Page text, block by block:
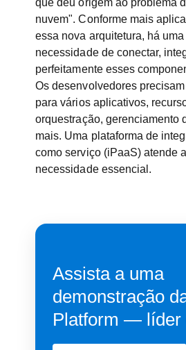
que deu origem ao problema
nuvem". Conforme mais
essa nova arquitetura, há
necessidade de conectar,
perfeitamente esses
Os desenvolvedores
para vários aplicativos,
orquestração, gerenciamento
mais. Uma plataforma de
como serviço (iPaaS) atende
necessidade essencial.
Assista a uma
demonstração
Platform — líder